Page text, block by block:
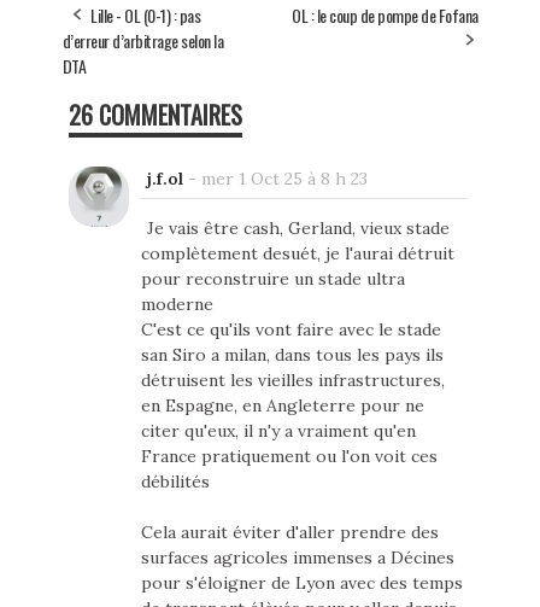
Lille - OL (0-1) : pas
d’erreur d’arbitrage selon la
DTA
OL : le coup de pompe de Fofana
26 COMMENTAIRES
j.f.ol - mer 1 Oct 25 à 8 h 23
Je vais être cash, Gerland, vieux stade
complètement desuét, je l'aurai détruit
pour reconstruire un stade ultra
moderne
C'est ce qu'ils vont faire avec le stade
san Siro a milan, dans tous les pays ils
détruisent les vieilles infrastructures,
en Espagne, en Angleterre pour ne
citer qu'eux, il n'y a vraiment qu'en
France pratiquement ou l'on voit ces
débilités
Cela aurait éviter d'aller prendre des
surfaces agricoles immenses a Décines
pour s'éloigner de Lyon avec des temps